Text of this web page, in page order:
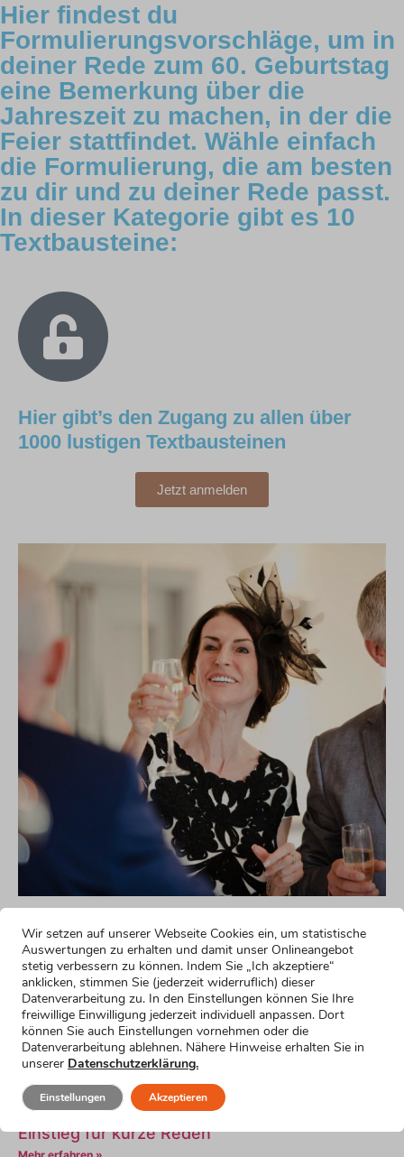
Hier findest du
Formulierungsvorschläge, um in
deiner Rede zum 60. Geburtstag
eine Bemerkung über die
Jahreszeit zu machen, in der die
Feier stattfindet. Wähle einfach
die Formulierung, die am besten
zu dir und zu deiner Rede passt.
In dieser Kategorie gibt es 10
Textbausteine:
Hier gibt’s den Zugang zu allen über
1000 lustigen Textbausteinen
Jetzt anmelden
Noch mehr lustige
Formulierungsvorschläge
Humorvoller Einstieg für die Rede zum 60.
Geburtstag
Mehr erfahren »
Emotionaler Einstieg
Mehr erfahren »
Einstieg für nervöse Redner
Mehr erfahren »
Einstieg für kurze Reden
Wir setzen auf unserer Webseite Cookies ein, um statistische
Auswertungen zu erhalten und damit unser Onlineangebot
stetig verbessern zu können. Indem Sie „Ich akzeptiere“
anklicken, stimmen Sie (jederzeit widerruflich) dieser
Datenverarbeitung zu. In den Einstellungen können Sie Ihre
freiwillige Einwilligung jederzeit individuell anpassen. Dort
können Sie auch Einstellungen vornehmen oder die
Datenverarbeitung ablehnen. Nähere Hinweise erhalten Sie in
unserer Datenschutzerklärung.
Akzeptieren
Einstellungen